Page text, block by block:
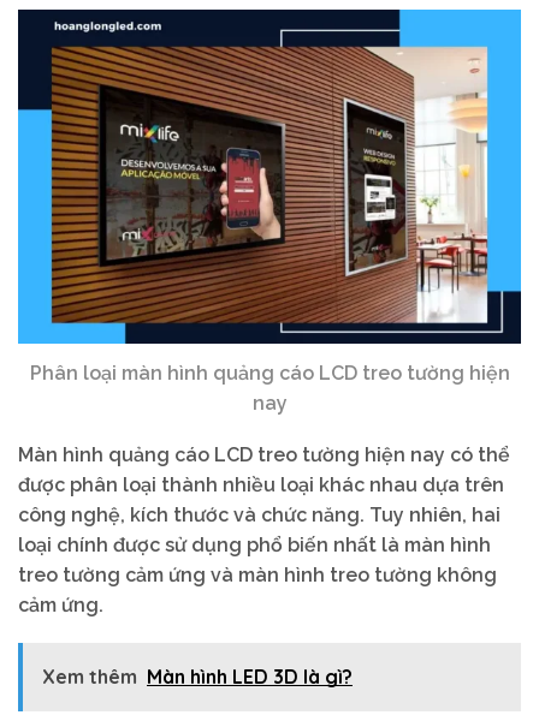
Phân loại màn hình quảng cáo LCD treo tường hiện
nay
Màn hình quảng cáo LCD treo tường hiện nay có thể
được phân loại thành nhiều loại khác nhau dựa trên
công nghệ, kích thước và chức năng. Tuy nhiên, hai
loại chính được sử dụng phổ biến nhất là màn hình
treo tường cảm ứng và màn hình treo tường không
cảm ứng.
Xem thêm Màn hình LED 3D là gì?